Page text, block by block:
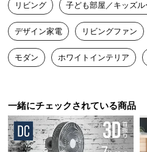
い
て
大
型
の
配
送
に
リビング 子ども部屋／キッズル
デザイン家電 リビングファン
モダン ホワイトインテリア
一緒にチェックされている商品